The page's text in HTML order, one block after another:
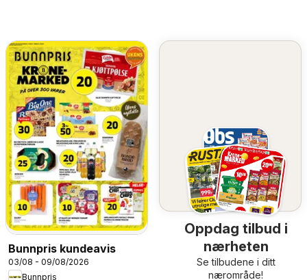
Bunnpris kundeavis
03/08 - 09/08/2026
Bunnpris
Oppdag tilbud i
nærheten
Se tilbudene i ditt
nærområde!